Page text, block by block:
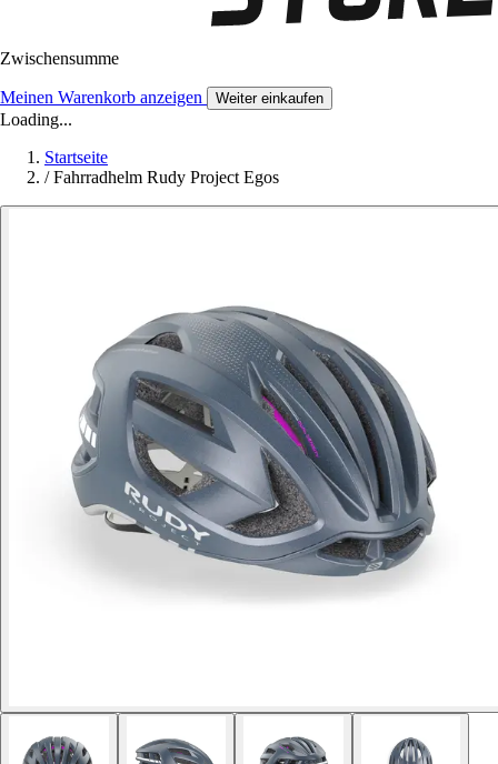
Zwischensumme
Meinen Warenkorb anzeigen Weiter einkaufen
Loading...
Startseite
/ Fahrradhelm Rudy Project Egos